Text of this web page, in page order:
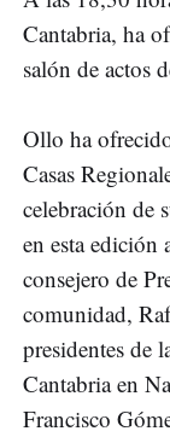
Cantabria, ha
salón de actos
Ollo ha
Casas
celebración de
en esta edición
consejero de
comunidad,
presidentes de
Cantabria en
Francisco